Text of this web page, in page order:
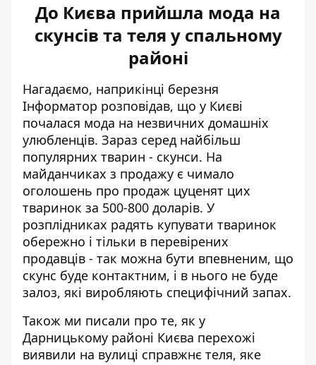
До Києва прийшла мода на
скунсів та теля у спальному
районі
Нагадаємо, наприкінці березня
Інформатор розповідав, що у Києві
почалася мода на незвичних домашніх
улюбленців. Зараз серед найбільш
популярних тварин - скунси. На
майданчиках з продажу є чимало
оголошень про продаж цуценят цих
тваринок за 500-800 доларів. У
розплідниках радять купувати тваринок
обережно і тільки в перевірених
продавців - так можна бути впевненим, що
скунс буде контактним, і в нього не буде
залоз, які виробляють специфічний запах.
Також ми писали про те, як у
Дарницькому районі Києва перехожі
виявили на вулиці справжнє теля, яке